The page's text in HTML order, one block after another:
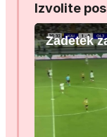
Izvolite
Zadetek